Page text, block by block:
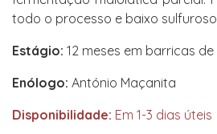
todo o processo e baixo
Estágio: 12 meses em barricas
Enólogo: António Maçanita
Disponibilidade: Em 1-3 dias úteis